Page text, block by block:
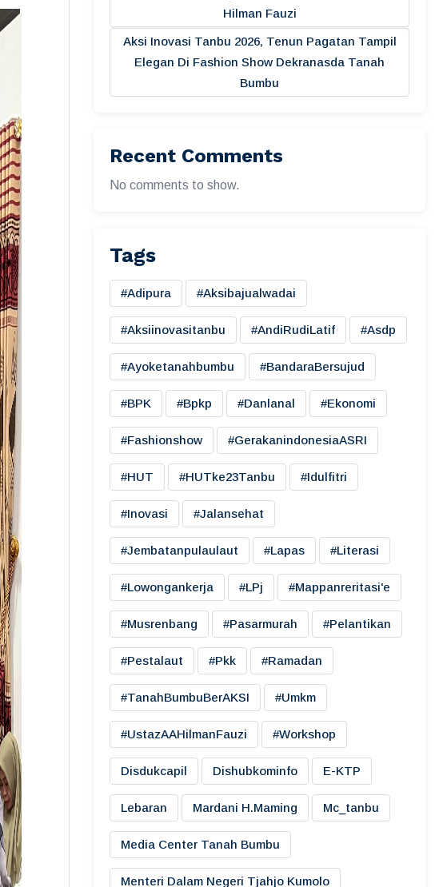
Hilman Fauzi
Aksi Inovasi Tanbu 2026, Tenun Pagatan Tampil
Elegan Di Fashion Show Dekranasda Tanah
Bumbu
Recent Comments
No comments to show.
Tags
#adipura #aksibajualwadai
#aksiinovasitanbu #AndiRudiLatif #asdp
#ayoketanahbumbu #BandaraBersujud
#BPK #bpkp #danlanal #ekonomi
#fashionshow #gerakanindonesiaASRI
#HUT #HUTke23Tanbu #idulfitri
#inovasi #jalansehat
#jembatanpulaulaut #lapas #literasi
#lowongankerja #LPj #mappanreritasi'e
#musrenbang #pasarmurah #pelantikan
#pestalaut #pkk #ramadan
#TanahBumbuBerAKSI #umkm
#UstazAAHilmanFauzi #workshop
Disdukcapil Dishubkominfo E-KTP
Lebaran Mardani H.maming Mc_tanbu
Media Center Tanah Bumbu
Menteri Dalam Negeri Tjahjo Kumolo